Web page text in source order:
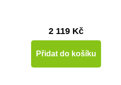
2 119 Kč
Přidat do košíku